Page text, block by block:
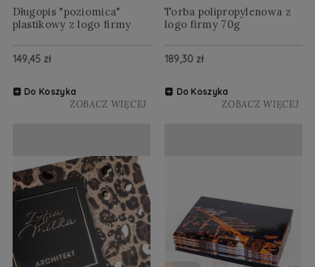
Długopis "poziomica"
plastikowy z logo firmy
149,45 zł
Do Koszyka
ZOBACZ WIĘCEJ
Torba polipropylenowa z
logo firmy 70g
189,30 zł
Do Koszyka
ZOBACZ WIĘCEJ